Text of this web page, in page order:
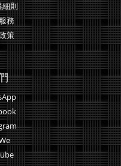
細則
務
策